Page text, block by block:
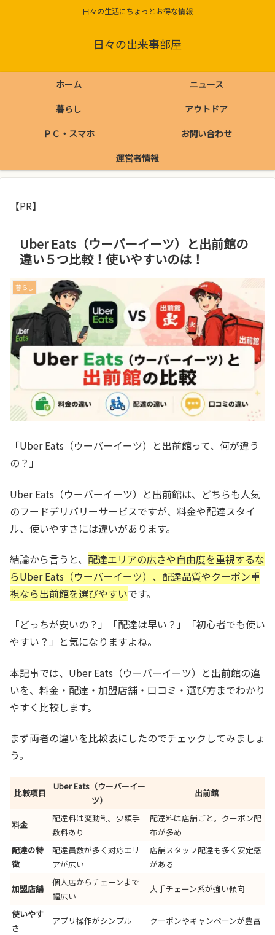
日々の生活にちょっとお得な情報
日々の出来事部屋
ホーム
ニュース
暮らし
アウトドア
ＰＣ・スマホ
お問い合わせ
運営者情報
【PR】
Uber Eats（ウーバーイーツ）と出前館の
違い５つ比較！使いやすいのは！
暮らし
「Uber Eats（ウーバーイーツ）と出前館って、何が違う
の？」
Uber Eats（ウーバーイーツ）と出前館は、どちらも人気
のフードデリバリーサービスですが、料金や配達スタイ
ル、使いやすさには違いがあります。
結論から言うと、 配達エリアの広さや自由度を重視するな
らUber Eats（ウーバーイーツ）、配達品質やクーポン重
視なら出前館を選びやすいです。
「どっちが安いの？」「配達は早い？」「初心者でも使い
やすい？」と気になりますよね。
本記事では、Uber Eats（ウーバーイーツ）と出前館の違
いを、料金・配達・加盟店舗・口コミ・選び方までわかり
やすく比較します。
まず両者の違いを比較表にしたのでチェックしてみましょ
う。
比較項目
Uber Eats（ウーバーイー
ツ）
出前館
料金
配達料は変動制。少額手
数料あり
配達料は店舗ごと。クーポン配
布が多め
配達の特
徴
配達員数が多く対応エリ
アが広い
店舗スタッフ配達も多く安定感
がある
加盟店舗
個人店からチェーンまで
幅広い
大手チェーン系が強い傾向
使いやす
さ
アプリ操作がシンプル クーポンやキャンペーンが豊富